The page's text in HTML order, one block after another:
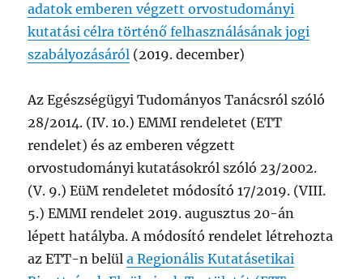
adatok emberen végzett orvostudományi
kutatási célra történő felhasználásának jogi
szabályozásáról (2019. december)
Az Egészségügyi Tudományos Tanácsról szóló
28/2014. (IV. 10.) EMMI rendeletet (ETT
rendelet) és az emberen végzett
orvostudományi kutatásokról szóló 23/2002.
(V. 9.) EüM rendeletet módosító 17/2019. (VIII.
5.) EMMI rendelet 2019. augusztus 20-án
lépett hatályba. A módosító rendelet létrehozta
az ETT-n belüla Regionális Kutatásetikai